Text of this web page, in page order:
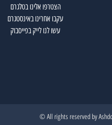
הצטרפו אלינו בטלגרם
עקבו אחרינו באינסטגרם
עשו לנו לייק בפייסבוק
All rights reserved by